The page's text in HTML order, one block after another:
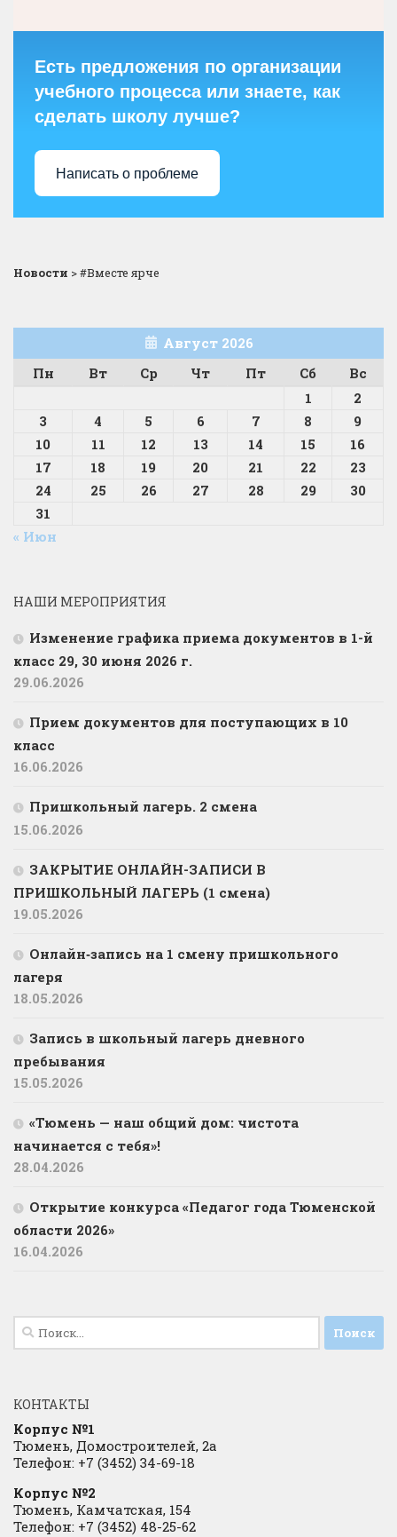
Есть предложения по организации
учебного процесса или знаете, как
сделать школу лучше?
Написать о проблеме
Новости >#Вместе ярче
Август 2026
Пн
Вт Ср Чт Пт Сб
Вс
1
2
3
4 5 6 7 8
9
10
11 12 13 14 15
16
17
18 19 20 21 22
23
24
25 26 27 28 29
30
31
« Июн
НАШИ МЕРОПРИЯТИЯ
Изменение графика приема документов в 1-й
класс 29, 30 июня 2026 г.
29.06.2026
Прием документов для поступающих в 10
класс
16.06.2026
Пришкольный лагерь. 2 смена
15.06.2026
ЗАКРЫТИЕ ОНЛАЙН-ЗАПИСИ В
ПРИШКОЛЬНЫЙ ЛАГЕРЬ (1 смена)
19.05.2026
Онлайн‑запись на 1 смену пришкольного
лагеря
18.05.2026
Запись в школьный лагерь дневного
пребывания
15.05.2026
«Тюмень — наш общий дом: чистота
начинается с тебя»!
28.04.2026
Открытие конкурса «Педагог года Тюменской
области 2026»
16.04.2026
Найти:
КОНТАКТЫ
Корпус №1
Тюмень, Домостроителей, 2а
Телефон: +7 (3452) 34-69-18
Корпус №2
Тюмень, Камчатская, 154
Телефон: +7 (3452) 48-25-62